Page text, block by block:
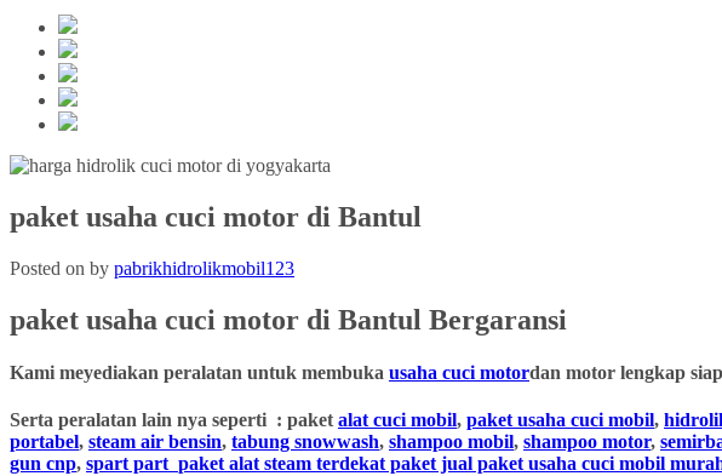
paket usaha cuci motor di Bantul
Posted on by pabrikhidrolikmobil123
paket usaha cuci motor di Bantul Bergaransi
Kami meyediakan peralatan untuk membuka usaha cuci motordan motor lengkap
Serta peralatan lain nya seperti : paket alat cuci mobil, paket usaha cuci mobil,
portabel, steam air bensin, tabung snowwash, shampoo mobil, shampoo motor,
gun cnp, spart part paket alat steam terdekat paket jual paket usaha cuci mobil